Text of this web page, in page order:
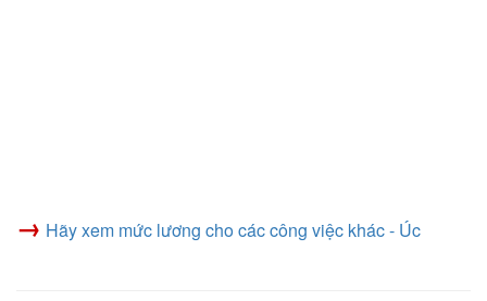
→ Hãy xem mức lương cho các công việc khác - Úc